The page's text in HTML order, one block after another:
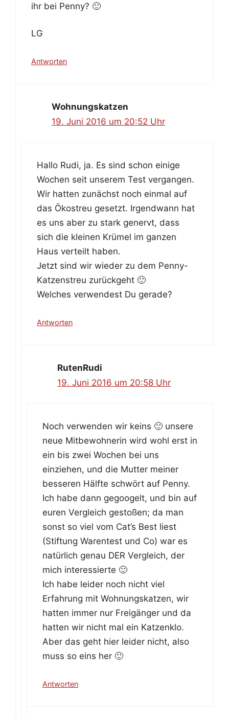
ihr bei Penny? 🙂
LG
Antworten
Wohnungskatzen
19. Juni 2016 um 20:52 Uhr
Hallo Rudi, ja. Es sind schon einige
Wochen seit unserem Test vergangen.
Wir hatten zunächst noch einmal auf
das Ökostreu gesetzt. Irgendwann hat
es uns aber zu stark genervt, dass
sich die kleinen Krümel im ganzen
Haus verteilt haben.
Jetzt sind wir wieder zu dem Penny-
Katzenstreu zurückgeht 🙂
Welches verwendest Du gerade?
Antworten
RutenRudi
19. Juni 2016 um 20:58 Uhr
Noch verwenden wir keins 🙂 unsere
neue Mitbewohnerin wird wohl erst in
ein bis zwei Wochen bei uns
einziehen, und die Mutter meiner
besseren Hälfte schwört auf Penny.
Ich habe dann gegoogelt, und bin auf
euren Vergleich gestoßen; da man
sonst so viel vom Cat’s Best liest
(Stiftung Warentest und Co) war es
natürlich genau DER Vergleich, der
mich interessierte 🙂
Ich habe leider noch nicht viel
Erfahrung mit Wohnungskatzen, wir
hatten immer nur Freigänger und da
hatten wir nicht mal ein Katzenklo.
Aber das geht hier leider nicht, also
muss so eins her 🙂
Antworten